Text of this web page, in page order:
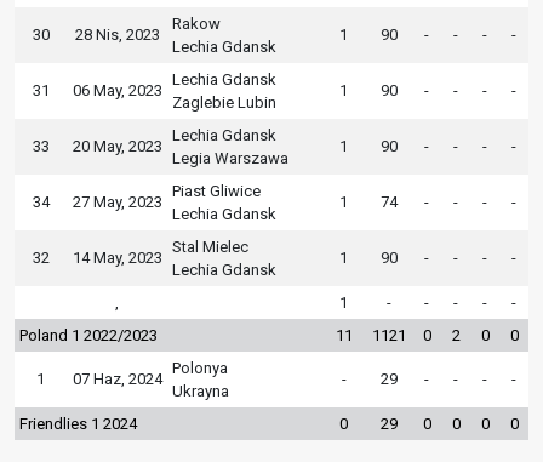
30 28 Nis, 2023
Rakow
Lechia Gdansk
1 90 - - - -
31 06 May, 2023
Lechia Gdansk
Zaglebie Lubin
1 90 - - - -
33 20 May, 2023
Lechia Gdansk
Legia Warszawa
1 90 - - - -
34 27 May, 2023
Piast Gliwice
Lechia Gdansk
1 74 - - - -
32 14 May, 2023
Stal Mielec
Lechia Gdansk
1 90 - - - -
1 - - - -
-
Poland 1 2022/2023
11 1121 0 2 0 0
1 07 Haz, 2024
Polonya
Ukrayna
- 29 - - - -
Friendlies 1 2024 0 29 0 0 0 0